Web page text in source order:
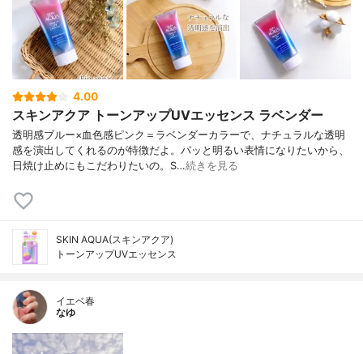
4.00
スキンアクア トーンアップUVエッセンス ラベンダー
透明感ブルー×血色感ピンク＝ラベンダーカラーで、ナチュラルな透明
感を演出してくれるのが特徴だよ。パッと明るい表情になりたいから、
日焼け止めにもこだわりたいの。S…続きを見る
SKIN AQUA(スキンアクア)
トーンアップUVエッセンス
イエベ春
なゆ